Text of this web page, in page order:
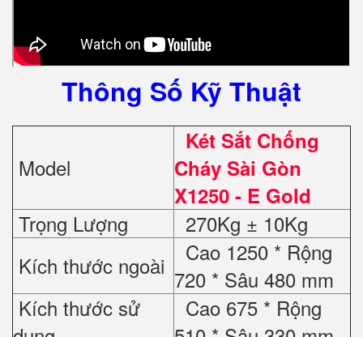
Thông Số Kỹ Thuật
Model
Két Sắt Chống
Cháy Sài Gòn
X1250 - E Gold
Trọng Lượng
270Kg ± 10Kg
Kích thước ngoài
Cao 1250 * Rộng
720 * Sâu 480 mm
Kích thước sử
Cao 675 * Rộng